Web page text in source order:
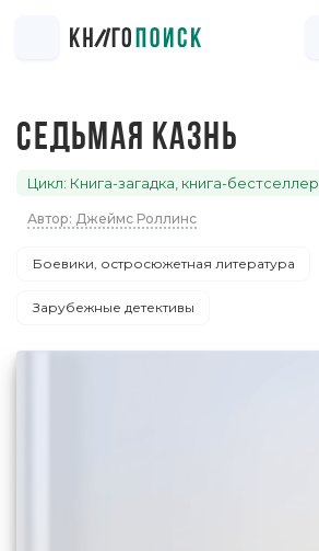
СЕДЬМАЯ КАЗНЬ
Цикл: Книга-загадка, книга-бестселлер
Автор: Джеймс Роллинс
Боевики, остросюжетная литература
Зарубежные детективы